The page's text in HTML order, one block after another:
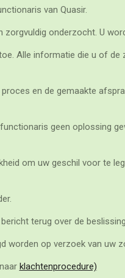
van Quasir.
onderzocht. U
Alle informatie die u of
en de gemaakte
geen oplossing
om uw geschil voor te
terug over de
worden op verzoek van uw
klachtenprocedure)